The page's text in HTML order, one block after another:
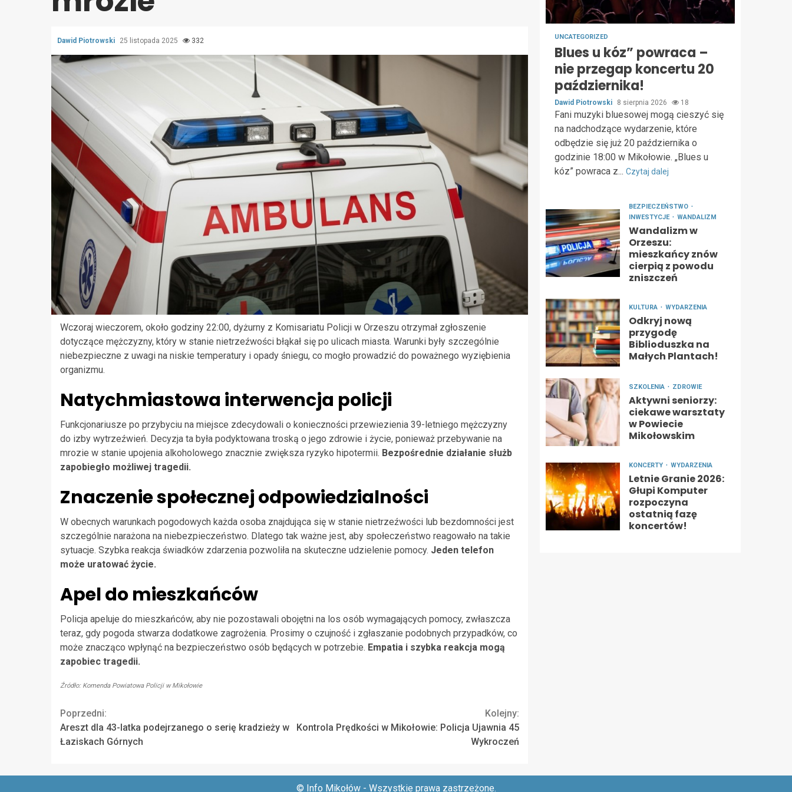
Dawid Piotrowski 25 listopada 2025 332
Wczoraj wieczorem, około godziny 22:00, dyżurny z Komisariatu Policji w Orzeszu otrzymał zgłoszenie
dotyczące mężczyzny, który w stanie nietrzeźwości błąkał się po ulicach miasta. Warunki były szczególnie
niebezpieczne z uwagi na niskie temperatury i opady śniegu, co mogło prowadzić do poważnego wyziębienia
organizmu.
Natychmiastowa interwencja policji
Funkcjonariusze po przybyciu na miejsce zdecydowali o konieczności przewiezienia 39-letniego mężczyzny
do izby wytrzeźwień. Decyzja ta była podyktowana troską o jego zdrowie i życie, ponieważ przebywanie na
mrozie w stanie upojenia alkoholowego znacznie zwiększa ryzyko hipotermii. Bezpośrednie działanie służb
zapobiegło możliwej tragedii.
Znaczenie społecznej odpowiedzialności
W obecnych warunkach pogodowych każda osoba znajdująca się w stanie nietrzeźwości lub bezdomności jest
szczególnie narażona na niebezpieczeństwo. Dlatego tak ważne jest, aby społeczeństwo reagowało na takie
sytuacje. Szybka reakcja świadków zdarzenia pozwoliła na skuteczne udzielenie pomocy. Jeden telefon
może uratować życie.
Apel do mieszkańców
Policja apeluje do mieszkańców, aby nie pozostawali obojętni na los osób wymagających pomocy, zwłaszcza
teraz, gdy pogoda stwarza dodatkowe zagrożenia. Prosimy o czujność i zgłaszanie podobnych przypadków, co
może znacząco wpłynąć na bezpieczeństwo osób będących w potrzebie. Empatia i szybka reakcja mogą
zapobiec tragedii.
Źródło: Komenda Powiatowa Policji w Mikołowie
Continue
Reading
Poprzedni:
Areszt dla 43-latka podejrzanego o serię kradzieży w
Łaziskach Górnych
Kolejny:
Kontrola Prędkości w Mikołowie: Policja Ujawnia 45
Wykroczeń
UNCATEGORIZED
Blues u kóz” powraca –
nie przegap koncertu 20
października!
Dawid Piotrowski 8 sierpnia 2026 18
Fani muzyki bluesowej mogą cieszyć się
na nadchodzące wydarzenie, które
odbędzie się już 20 października o
godzinie 18:00 w Mikołowie. „Blues u
kóz” powraca z... Czytaj dalej
BEZPIECZEŃSTWO
INWESTYCJE
WANDALIZM
Wandalizm w
Orzeszu:
mieszkańcy znów
cierpią z powodu
zniszczeń
KULTURA WYDARZENIA
Odkryj nową
przygodę
Biblioduszka na
Małych Plantach!
SZKOLENIA ZDROWIE
Aktywni seniorzy:
ciekawe warsztaty
w Powiecie
Mikołowskim
KONCERTY WYDARZENIA
Letnie Granie 2026:
Głupi Komputer
rozpoczyna
ostatnią fazę
koncertów!
© Info Mikołów - Wszystkie prawa zastrzeżone.